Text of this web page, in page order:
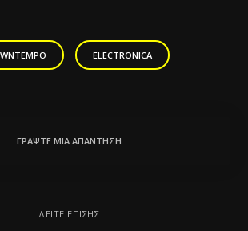
ELECTRONICA
ΓΡΆΨΤΕ ΜΙΑ ΑΠΆΝΤΗΣΗ
ΔΕΊΤΕ ΕΠΊΣΗΣ